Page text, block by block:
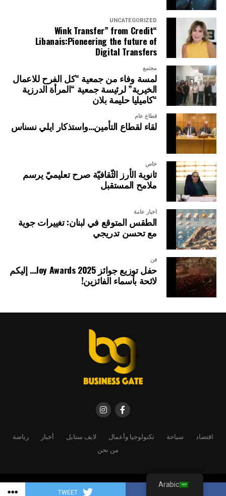
TWEET
UNCATEGORIZED
“Wink Transfer” from Credit
Libanais:Pioneering the future of
Digital Transfers
مجتمع
لمسة وفاء من جمعية “كل الفرح للاعمال
الخيرية” لرئيسة جمعية “المرأة الدرزية
“كاميليا حليمة بلان
قطاع عام
لقاء لقطاع التأمين…واستذكار ايلي نسناس
خاص
ثانوية الأرز الثّقافيّة صرح تعليميّ يرسم
ملامح المستقبل
أخبار عامة
الطقس المتوقع في لبنان: تغييرات جوية
مع تحسن تدريجي
فن
حفل توزيع جوائز Joy Awards 2025… إليكم
لائحة بأسماء الفائزين!
اقتصاد سياحة تكنولوجيا وأعمال لايف ستايل أخبار
رياضة
من نحن
Copyright © 2025 By Business gate magazine
Arabic